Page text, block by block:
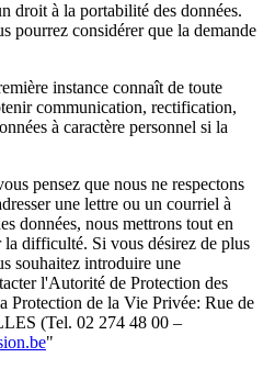
droit à la portabilité des données.
pourrez considérer que la demande
instance connaît de toute
communication, rectification,
à caractère personnel si la
pensez que nous ne respectons
une lettre ou un courriel à
données, nous mettrons tout en
difficulté. Si vous désirez de plus
souhaitez introduire une
l'Autorité de Protection des
Protection de la Vie Privée: Rue de
(Tel. 02 274 48 00 –
"